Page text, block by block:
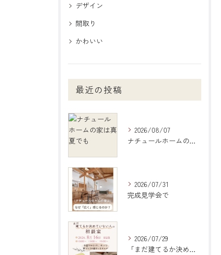
デザイン
間取り
かわいい
最近の投稿
2026/08/07
ナチュールホームの家は真夏でも
2026/07/31
完成見学会で
2026/07/29
「まだ建てるか決めていない人の相談室」のご案内